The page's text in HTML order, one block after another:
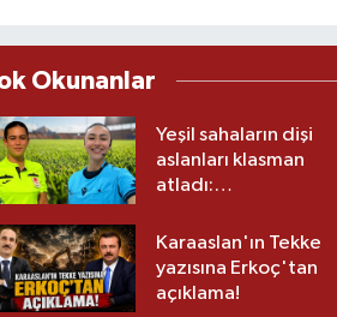
Okunanlar
Yeşil sahaların dişi
aslanları klasman
atladı:
üst lige iki transfer!
Karaaslan'ın Tekke
yazısına Erkoç'tan
açıklama!